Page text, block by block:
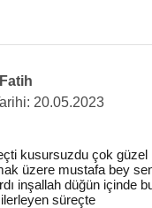
20.05.2023
kusursuzdu çok güzel
üzere mustafa bey
inşallah düğün içinde
süreçte